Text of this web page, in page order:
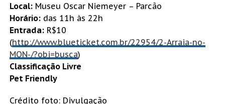
Local:Museu Oscar Niemeyer – Parcão
Horário:das 11h às 22h
Entrada:R$10
(http://www.blueticket.com.br/22954/2-Arraia-no-
MON-/?obj=busca)
Classificação Livre
Pet Friendly
Crédito foto: Divulgação